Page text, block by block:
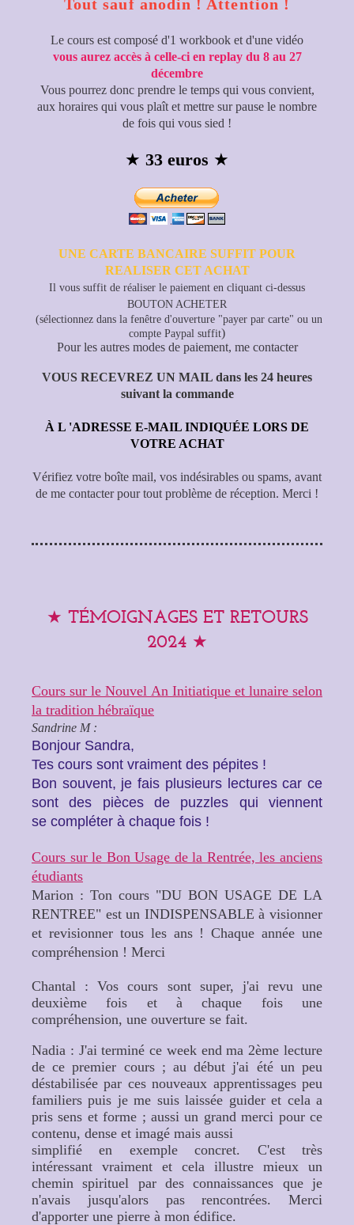
Tout sauf anodin ! Attention !
Le cours est composé d'1 workbook et d'une vidéo
vous aurez accès à celle-ci en replay du 8 au 27
décembre
Vous pourrez donc prendre le temps qui vous convient,
aux horaires qui vous plaît et mettre sur pause le nombre
de fois qui vous sied !
★ 33 euros ★
UNE CARTE BANCAIRE SUFFIT POUR
REALISER CET ACHAT
Il vous suffit de réaliser le paiement en cliquant ci-dessus
BOUTON ACHETER
(sélectionnez dans la fenêtre d'ouverture "payer par carte" ou un
compte Paypal suffit)
Pour les autres modes de paiement, me contacter
VOUS RECEVREZ UN MAIL dans les 24 heures
suivant la commande
À L 'ADRESSE E-MAIL INDIQUÉE LORS DE
VOTRE ACHAT
Vérifiez votre boîte mail, vos indésirables ou spams, avant
de me contacter pour tout problème de réception. Merci !
★ TÉMOIGNAGES ET RETOURS
2024 ★
Cours sur le Nouvel An Initiatique et lunaire selon
la tradition hébraïque
Sandrine M :
Bonjour Sandra,
Tes cours sont vraiment des pépites !
Bon souvent, je fais plusieurs lectures car ce
sont des pièces de puzzles qui viennent
se compléter à chaque fois !
Cours sur le Bon Usage de la Rentrée, les anciens
étudiants
Marion : Ton cours "DU BON USAGE DE LA
RENTREE" est un INDISPENSABLE à visionner
et revisionner tous les ans ! Chaque année une
compréhension ! Merci
Chantal : Vos cours sont super, j'ai revu une
deuxième fois et à chaque fois une
compréhension, une ouverture se fait.
Nadia : J'ai terminé ce week end ma 2ème lecture
de ce premier cours ; au début j'ai été un peu
déstabilisée par ces nouveaux apprentissages peu
familiers puis je me suis laissée guider et cela a
pris sens et forme ; aussi un grand merci pour ce
contenu, dense et imagé mais aussi
simplifié en exemple concret. C'est très
intéressant vraiment et cela illustre mieux un
chemin spirituel par des connaissances que je
n'avais jusqu'alors pas rencontrées. Merci
d'apporter une pierre à mon édifice.